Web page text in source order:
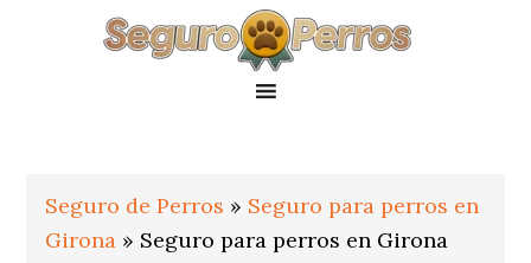
Seguro de Perros » Seguro para perros en
Girona » Seguro para perros en Girona